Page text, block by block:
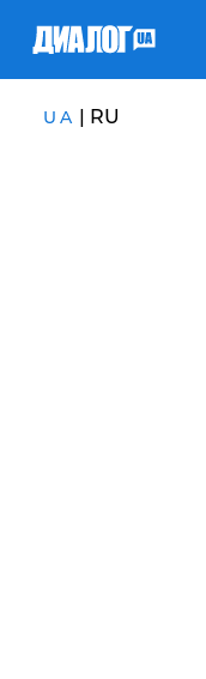
UA | RU